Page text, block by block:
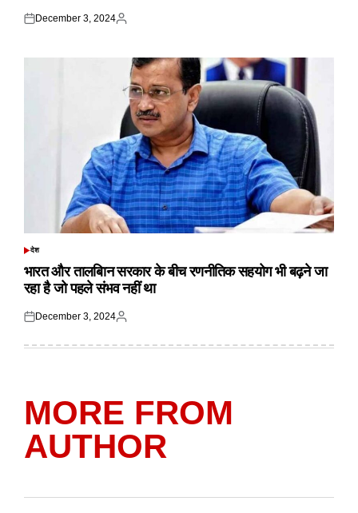
Posted
December 3, 2024
Posted
POSTED
देश
भारत और तालबिान सरकार के बीच रणनीतिक सहयोग भी बढ़ने जा
रहा है जो पहले संभव नहीं था
Posted
December 3, 2024
Posted
MORE FROM
AUTHOR